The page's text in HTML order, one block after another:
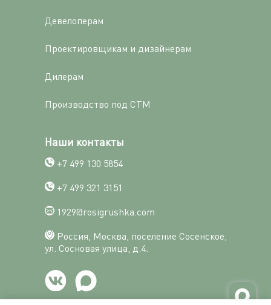
Девелоперам
Проектировщикам и дизайнерам
Дилерам
Производство под СТМ
Наши контакты
+7 499 130 5854
+7 499 321 3151
1929@rosigrushka.com
Россия, Москва, поселение Сосенское,
ул. Сосновая улица, д.4.